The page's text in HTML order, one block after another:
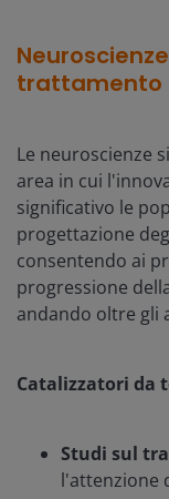
trattamento
Le neuroscienze
area in cui
significativo le
progettazione
consentendo ai
progressione
andando oltre gli
Catalizzatori da
Studi sul
l'attenzione